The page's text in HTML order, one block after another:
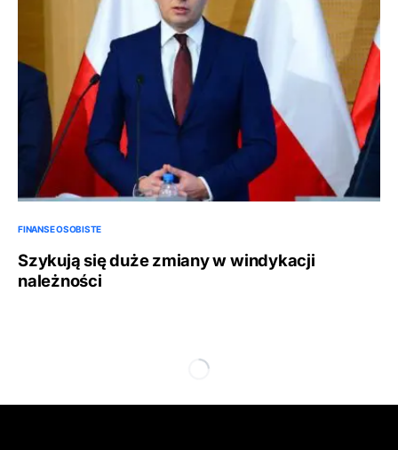
FINANSE OSOBISTE
Szykują się duże zmiany w windykacji
należności